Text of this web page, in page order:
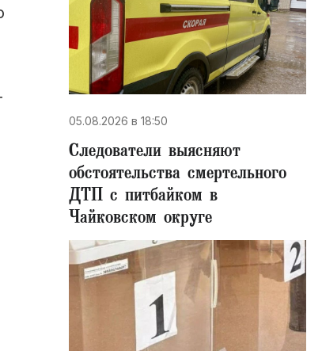
05.08.2026 в 18:50
Следователи выясняют
обстоятельства смертельного
ДТП с питбайком в
Чайковском округе